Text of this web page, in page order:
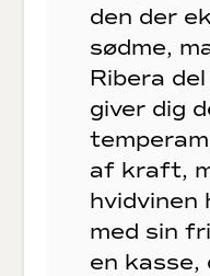
den der
sødme,
Ribera
giver dig
af kraft,
hvidvinen
med sin
en kasse,